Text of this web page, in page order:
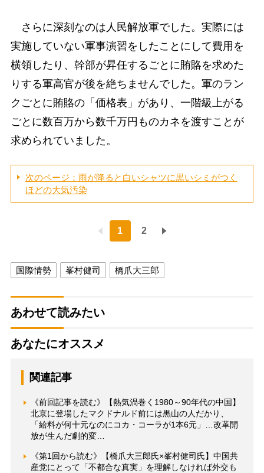
さらに深刻なのは人民解放軍でした。実際には
実施していない軍事演習をしたことにして費用を
横領したり、幹部が昇任するごとに賄賂を求めた
りする軍高官が後を絶ちませんでした。軍のラン
クごとに賄賂の「価格表」があり、一階級上がる
ごとに数百万から数千万円ものカネを渡すことが
求められていました。
次のページ：雨が降ると白いシャツに黒いシミがつく
ほどの大気汚染
1 2
国際情勢 峯村健司 橋爪大三郎
あわせて読みたい
あなたにオススメ
関連記事
《前回記事を読む》【熱気渦巻く1980～90年代の中国】
北京に登場したマクドナルド前には黒山の人だかり、
「給料が何十元なのにコカ・コーラが1本6元」…改革開
放が生んだ劇的変…
《第1回から読む》【橋爪大三郎氏×峯村健司氏】中国共
産党にとって「不都合な真実」を理解しなければ外交も